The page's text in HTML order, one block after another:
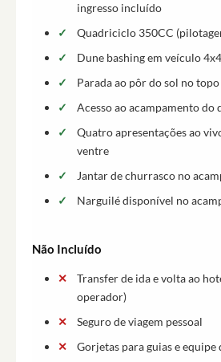
ingresso incluído
Quadriciclo 350CC
Dune bashing em veículo
Parada ao pôr do sol no
Acesso ao acampamento do
Quatro apresentações ao
ventre
Jantar de churrasco no
Narguilé disponível no
Não Incluído
Transfer de ida e volta ao
operador)
Seguro de viagem pessoal
Gorjetas para guias e